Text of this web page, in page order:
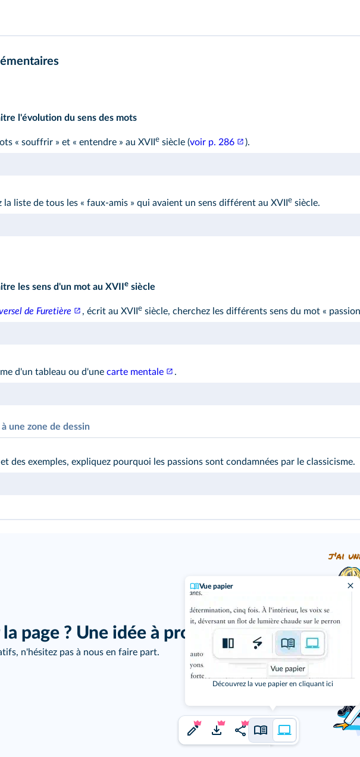
Vue papier
Découvrez la vue papier en cliquant ici
l'évolution du sens des mots
« souffrir » et « entendre » au XVII e siècle (voir p. 286 ).
la liste de tous les « faux-amis » qui avaient un sens différent au XVII e siècle.
les sens d'un mot au XVII e siècle
de Furetière , écrit au XVII e siècle, cherchez les différents sens du mot «
d'un tableau ou d'une carte mentale .
une zone de dessin
des exemples, expliquez pourquoi les passions sont condamnées par le classicisme.
page ? Une idée à proposer ?
n'hésitez pas à nous en faire part.
j'ai